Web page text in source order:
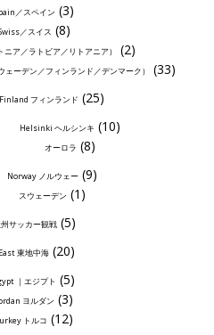
／スペイン (3)
／スイス (8)
ニア／ラトビア／リトアニア） (2)
ーデン／フィンランド／デンマーク） (33)
Finland フィンランド (25)
Helsinki ヘルシンキ (10)
オーロラ (8)
Norway ノルウェー(9)
スウェーデン (1)
サッカー観戦(5)
東地中海(20)
｜エジプト (5)
ヨルダン (3)
トルコ (12)